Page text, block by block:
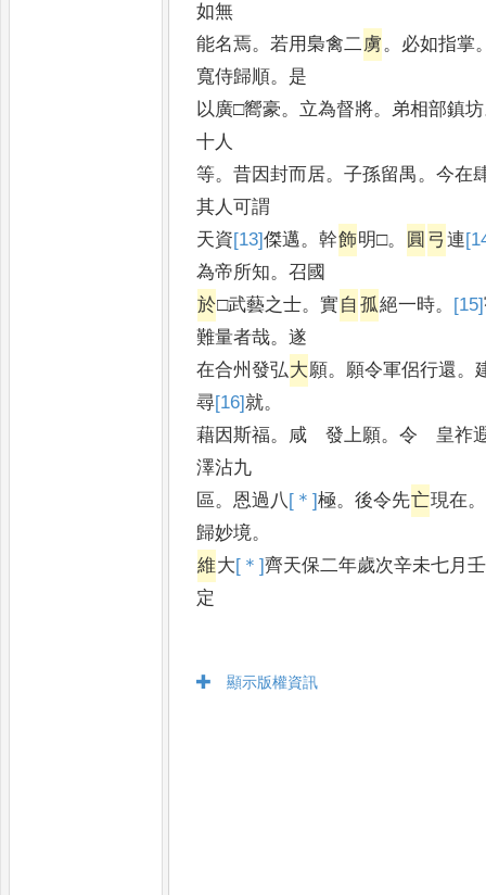
如無
能名焉。若用梟禽二虜。 必如指掌
寬侍歸順。 是
以廣□嚮豪。 立為督將。 弟相部鎮坊
十人
等。昔因封而居。子孫留禺。今在
其人可謂
天資[13]傑邁。幹飾明□。 圓 弓 連
為帝所知。召國
於□武藝之士。實 自 孤絕一時。 [15]
難量者哉。遂
在合州發弘大願。 願令軍侶行還。
尋[16]就。
藉因斯福。 咸 發上願。令 皇祚
澤沾九
區。恩過八 [＊]極。後令先亡現在。
歸妙境。
維大[＊]齊天保二年歲次辛未七月
定
顯示版權資訊